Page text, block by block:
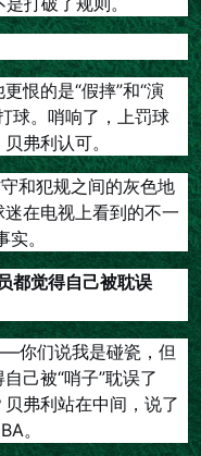
恨的是“假摔”和“演
球。哨响了，上罚球
弗利认可。
和犯规之间的灰色地
在电视上看到的不一
。
都觉得自己被耽误
你们说我是碰瓷，但
己被“哨子”耽误了
弗利站在中间，说了
。